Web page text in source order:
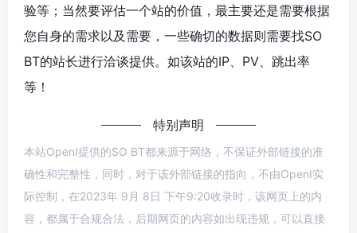
验等；当然要评估一个站的价值，最主要还是需要根据
您自身的需求以及需要，一些确切的数据则需要找SO
BT的站长进行洽谈提供。如该站的IP、PV、跳出率
等！
特别声明
本站OpenI提供的SO BT都来源于网络，不保证外部链接的准
确性和完整性，同时，对于该外部链接的指向，不由OpenI实
际控制，在2023年 9月 8日 下午9:20收录时，该网页上的内
容，都属于合规合法，后期网页的内容如出现违规，可以直接